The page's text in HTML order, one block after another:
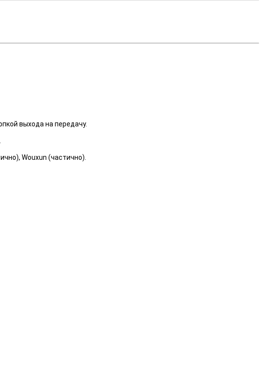
выхода на передачу.
Wouxun (частично).